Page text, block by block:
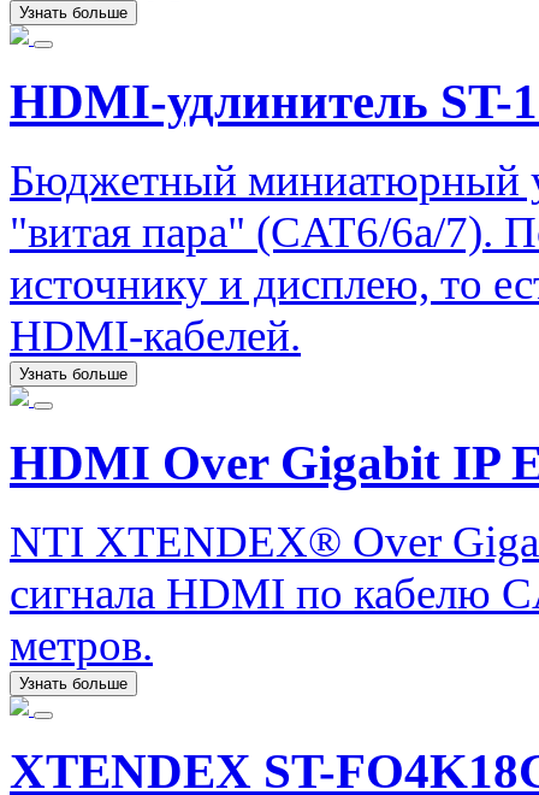
Узнать больше
HDMI-удлинитель
Бюджетный миниатюрный
"витая пара" (CAT6/6a/7).
источнику и дисплею, то
HDMI-кабелей.
Узнать больше
HDMI Over Gigabit IP
NTI XTENDEX® Over
сигнала HDMI по кабелю
метров.
Узнать больше
XTENDEX ST-